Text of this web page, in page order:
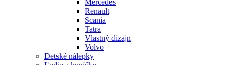
Mercedes
Renault
Scania
Tatra
Vlastný dizajn
Volvo
Detské nálepky